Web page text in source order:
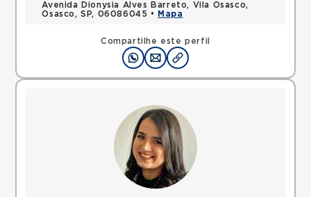
Compartilhe este perfil
Avenida Dionysia Alves Barreto, Vila Osasco,
Osasco, SP, 06086045 •
Mapa